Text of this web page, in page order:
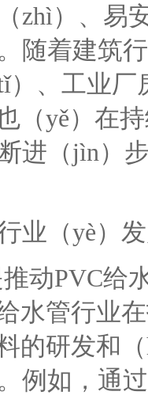
zhì）、易
随着建筑
）、工业
（yě）在
进（jìn）
业（yè）
动PVC给
水管行业
的研发和
例如，通